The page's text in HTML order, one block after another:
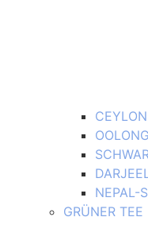
CEYLON
NEPAL-
GRÜNER TEE